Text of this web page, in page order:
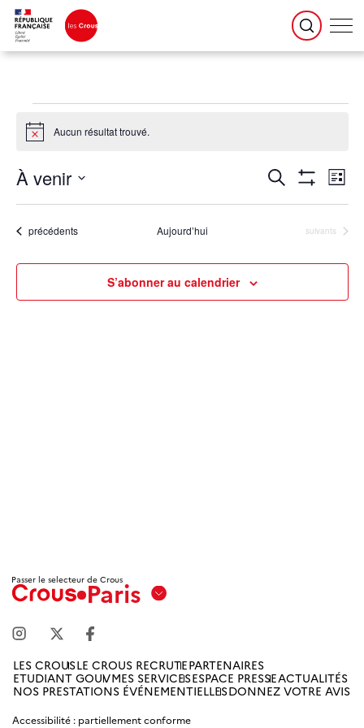
Évènements
Notice Aucun résultat trouvé.
Recherche
et
navigation
vues
Recherche
Les
de
vues
Liste
À venir
une
Évènements
précédents Aujourd’hui Évènements
suivants
S’abonner au calendrier
Passer le selecteur de Crous
Paris
Marseille
Amiens
LES CROUSLE CROUS RECRUTEPARTENAIRES
ETUDIANT GOUVMES SERVICESESPACE PRESSEACTUALITÉS
NOS PRESTATIONS ÉVÉNEMENTIELLESDONNEZ VOTRE AVIS
Accessibilité : partiellement conforme